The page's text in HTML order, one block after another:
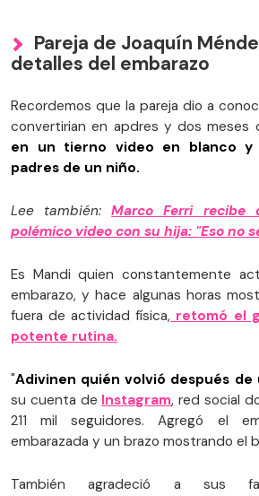
Pareja de Joaquín
detalles del embarazo
Recordemos que la pareja dio a
convertirian en apdres y dos meses
en un tierno video en blanco y
padres de un niño.
Lee también:Marco Ferri recibe
polémico video con su hija: "Eso no
Es Mandi quien constantemente
embarazo, y hace algunas horas
fuera de actividad física, retomó el
potente rutina.
"Adivinen quién volvió después de
su cuenta de Instagram, red social
211 mil seguidores. Agregó el
embarazada y un brazo mostrando el
También agradeció a sus